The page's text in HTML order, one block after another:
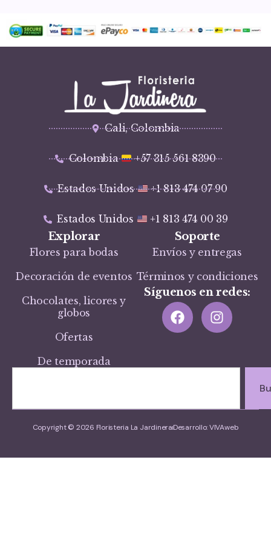
Cali, Colombia
Colombia +57 315 561 8390
Estados Unidos +1 813 474 07 90
Estados Unidos +1 813 474 00 39
Explorar
Flores para bodas
Decoración de eventos
Chocolates, licores y
globos
Ofertas
De temporada
Soporte
Envíos y entregas
Términos y condiciones
Síguenos en redes:
Copyright © 2026 Floristeria La JardineraDesarrollo: VIVAweb